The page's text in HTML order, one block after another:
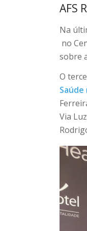
AFS
Na
no
sobre
O
Via